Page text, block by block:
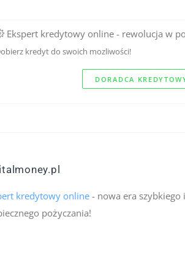
Ekspert kredytowy online - rewolucja w
kredyt do swoich mozliwości!
DORADCA
kredytowy online- nowa era szybkiego i
pożyczania!